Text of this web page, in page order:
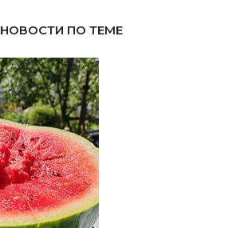
НОВОСТИ ПО ТЕМЕ